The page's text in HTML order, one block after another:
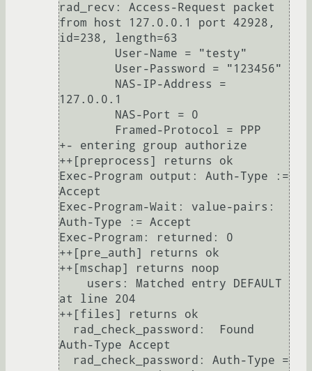
rad_recv: Access-Request packet
from host 127.0.0.1 port 42928,
id=238, length=63
127.0.0.1
+- entering group authorize
++[preprocess] returns ok
Exec-Program output: Auth-Type :=
Accept
Exec-Program-Wait: value-pairs:
Auth-Type := Accept
Exec-Program: returned: 0
++[pre_auth] returns ok
++[mschap] returns noop
at line 204
++[files] returns ok
Auth-Type Accept